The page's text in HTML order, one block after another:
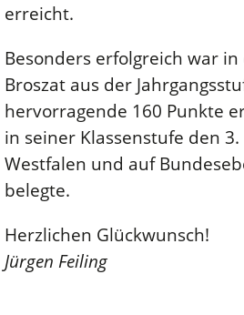
erreicht.
Besonders erfolgreich war in
Broszat aus der
hervorragende 160 Punkte
in seiner Klassenstufe den
Westfalen und auf
belegte.
Herzlichen Glückwunsch!
Jürgen Feiling